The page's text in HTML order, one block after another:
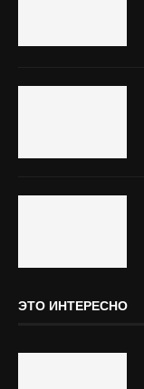
ЭТО ИНТЕРЕСНО